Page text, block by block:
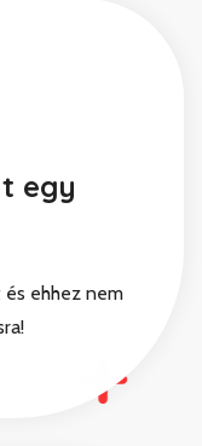
egy
ehhez nem